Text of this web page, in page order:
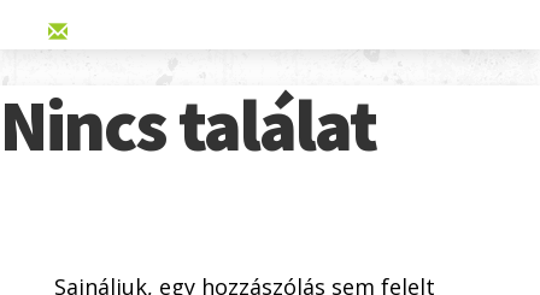
Nincs találat
Sajnáljuk, egy hozzászólás sem felelt